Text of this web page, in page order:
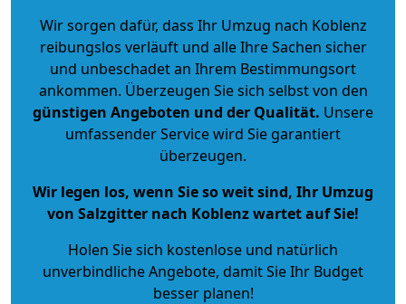
Wir sorgen dafür, dass Ihr Umzug nach Koblenz
reibungslos verläuft und alle Ihre Sachen sicher
und unbeschadet an Ihrem Bestimmungsort
ankommen. Überzeugen Sie sich selbst von den
günstigen Angeboten und der Qualität. Unsere
umfassender Service wird Sie garantiert
überzeugen.
Wir legen los, wenn Sie so weit sind, Ihr Umzug
von Salzgitter nach Koblenz wartet auf Sie!
Holen Sie sich kostenlose und natürlich
unverbindliche Angebote, damit Sie Ihr Budget
besser planen!